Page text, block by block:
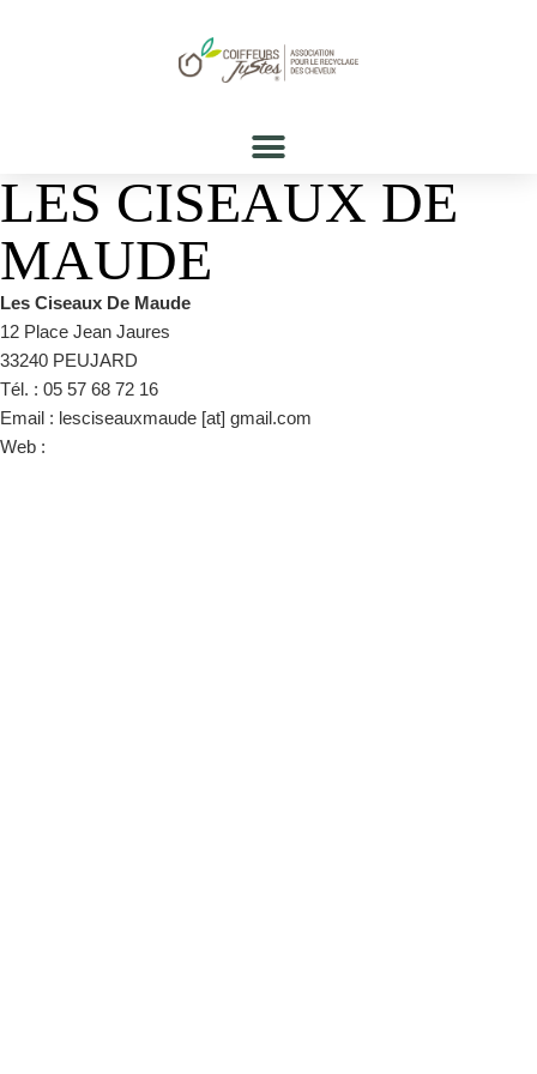
LES CISEAUX DE
MAUDE
Les Ciseaux De Maude
12 Place Jean Jaures
33240 PEUJARD
Tél. : 05 57 68 72 16
Email : lesciseauxmaude [at] gmail.com
Web :